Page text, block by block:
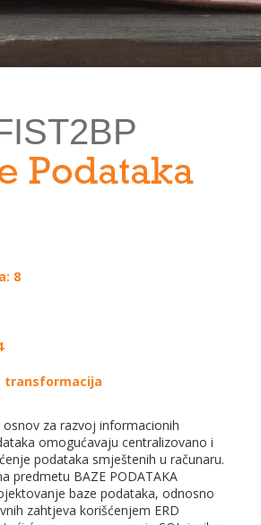
Podataka
8
transformacija
za razvoj informacionih
omogućavaju centralizovano i
podataka smještenih u računaru.
predmetu BAZE PODATAKA
baze podataka, odnosno
zahtjeva korišćenjem ERD